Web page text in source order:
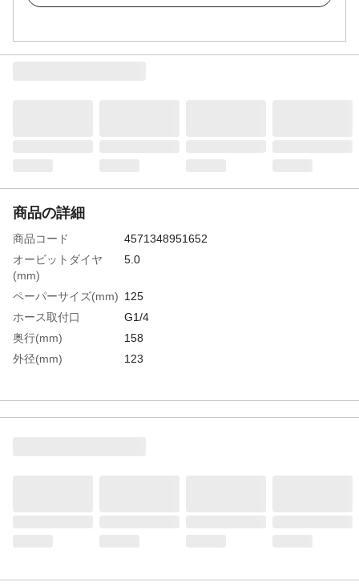
商品の詳細
商品コード
4571348951652
オービットダイヤ
(mm)
5.0
ペーパーサイズ(mm) 125
ホース取付口
G1/4
奥行(mm)
158
外径(mm)
123
使用空気圧力(MPa)
0.6
全長(mm)
158